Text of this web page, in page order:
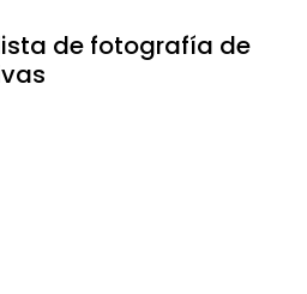
de fotografía de